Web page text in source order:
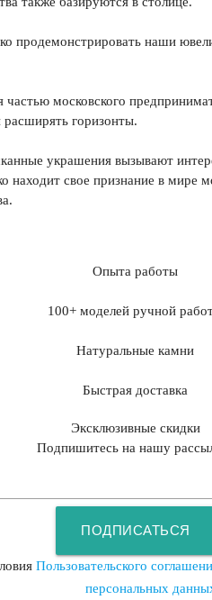
продемонстрировать наши
московского
расширять горизонты.
украшения вызывают
находит свое признание в мире
Опыта работы
100+ моделей ручной
Натуральные камни
Быстрая доставка
Эксклюзивные скидки
Подпишитесь на нашу
ПОДПИСАТЬСЯ
Пользовательского
персональных